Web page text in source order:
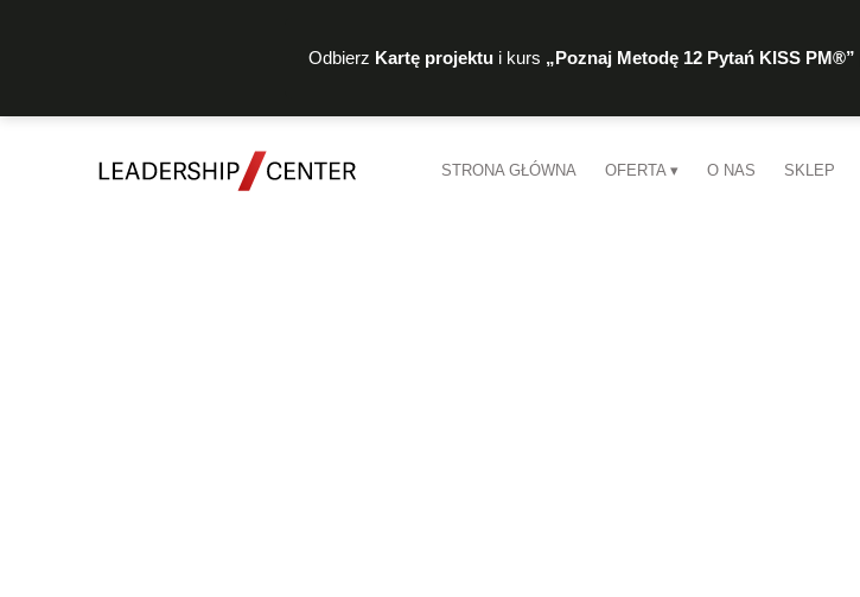
Odbierz Kartę projektui kurs „Poznaj Metodę 12 Pytań KISS PM®”
STRONA GŁÓWNA OFERTA O NAS SKLEP